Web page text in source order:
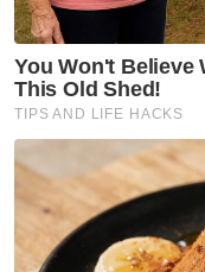
Angkat Sumpah